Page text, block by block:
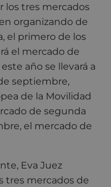
los tres mercados
organizando de
el primero de los
el mercado de
año se llevará a
septiembre,
de la Movilidad
de segunda
el mercado de
Eva Juez
tres mercados de